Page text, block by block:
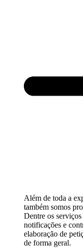
Além de toda a
também somos
Dentre os
notificações e
elaboração de
de forma geral.